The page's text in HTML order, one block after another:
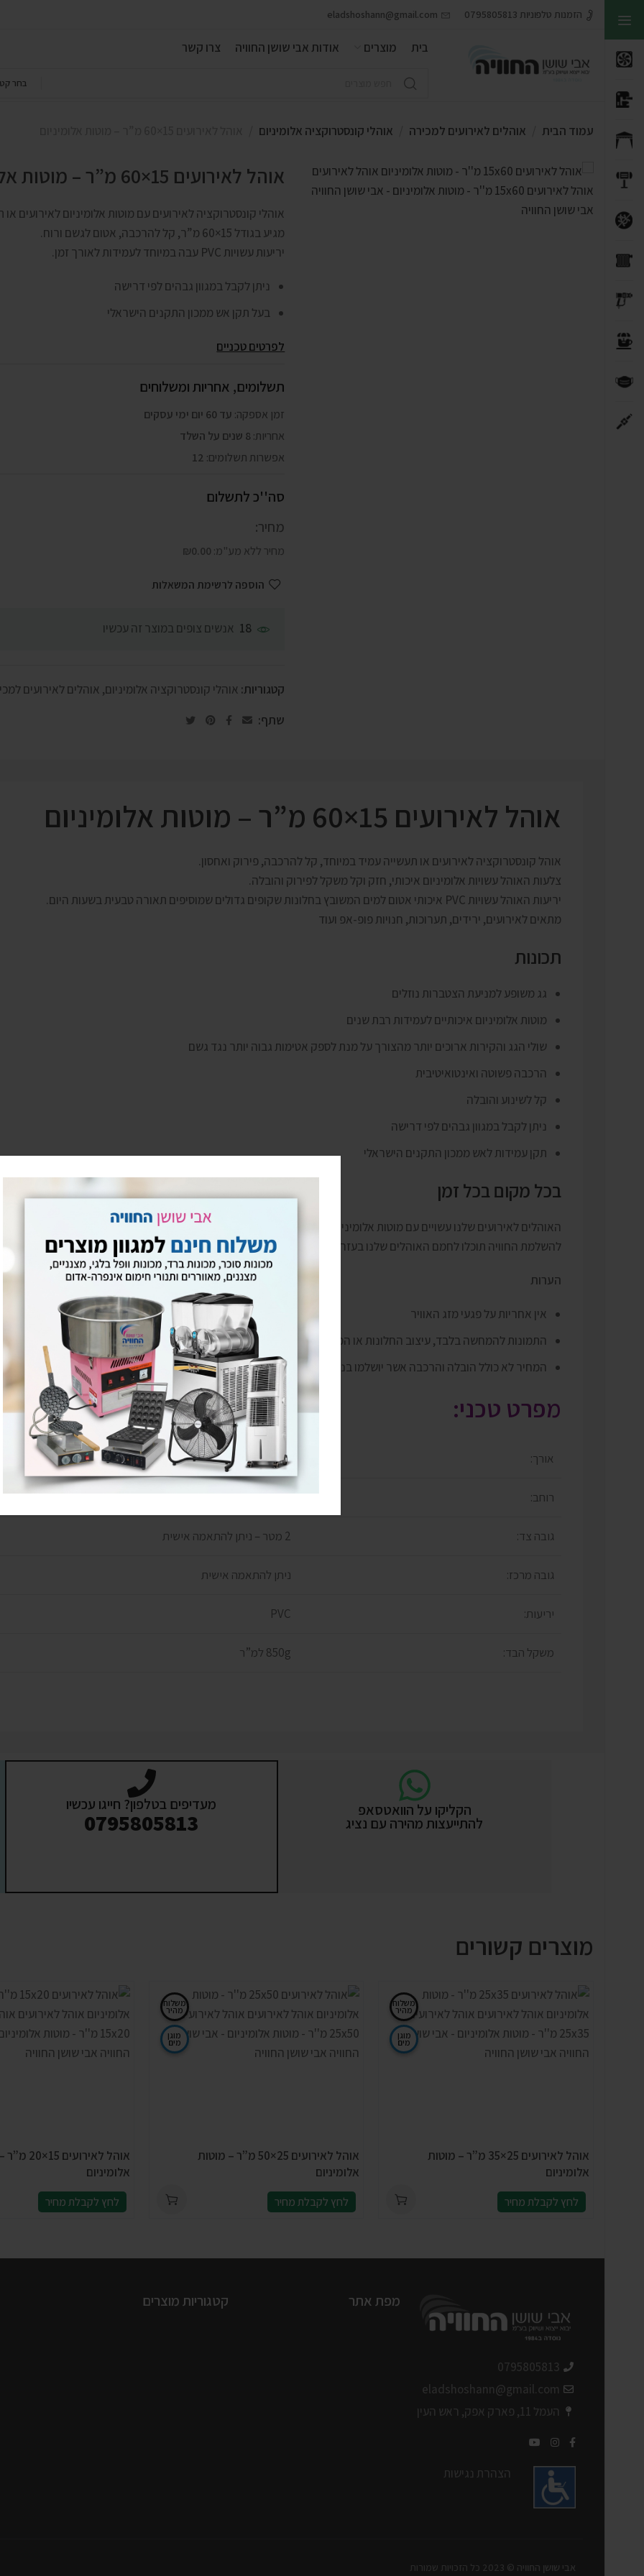
הזמנות טלפוניות 0795805813 eladshoshann@gmail.com
בית מוצרים אודות אבי שושן החוויה צרו קשר
בחר
עמוד הבית אוהלים לאירועים למכירה אוהלי קונסטרוקציה אלומיניום
אוהל לאירועים 15×60 מ”ר – מוטות אלומיניום
אוהלי קונסטרוקציה לאירועים עם מוטות אלומיניום לאירועים או
מגיע בגודל 15×60 מ”ר, קל להרכבה, אטום לגשם ורוח.
יריעות עשויות PVC עבה במיוחד לעמידות לאורך זמן.
ניתן לקבל במגוון גבהים לפי דרישה
בעל תקן אש ממכון התקנים הישראלי
לפרטים טכניים
תשלומים, אחריות ומשלוחים
זמן אספקה: עד 60 יום ימי עסקים
אחריות: 8 שנים על השלד
אפשרות תשלומים: 12
סה''כ לתשלום
מחיר:
מחיר ללא מע"מ: ₪0.00
הוספה לרשימת המשאלות
18 אנשים צופים במוצר זה עכשיו
קטגוריות: אוהלי קונסטרוקציה אלומיניום, אוהלים לאירועים
שתף:
אוהל לאירועים 15×60 מ”ר – מוטות אלומיניום
אוהל קונסטרוקציה לאירועים או תעשייה עמיד במיוחד, קל להרכבה, פירוק ואחסון.
צלעות האוהל עשויות אלומיניום איכותי, חזק וקל משקל לפירוק והובלה.
יריעות האוהל עשויות PVC איכותי אטום למים המשובץ בחלונות שקופים גדולים שמוסיפים תאורה טבעית בשעות היום.
מתאים לאירועים, ירידים, תערוכות, חנויות פופ-אפ ועוד
תכונות
גג משופע למניעת הצטברות נוזלים
מוטות אלומיניום איכותיים לעמידות רבת שנים
שולי הגג והקירות ארוכים יותר מהצורך על מנת לספק אטימות גבוה יותר נגד גשם
הרכבה פשוטה ואינטואיטיבית
קל לשינוע והובלה
ניתן לקבל במגוון גבהים לפי דרישה
תקן עמידות לאש ממכון התקנים הישראלי
בכל מקום בכל זמן
האוהלים לאירועים שלנו עשויים עם מוטות אלומיניום חזקים וקלי משקל במיוחד לעמידות לטווח ארוך.
להשלמת החוויה תוכלו לחמם האוהלים שלנו בעזרת מצנניי אוויר, מזגנים ניידים ומערפלים או לחמם אותו בעזרת אחד
הערות
אין אחריות על פגעי מזג האוויר
התמונות להמחשה בלבד, עיצוב החלונות או המיקום שלהם יכול להשתנות מפעם לפעם
המחיר לא כולל הובלה והרכבה אשר יושלמו בנפרד למוביל ויקבעו במעמד ההזמנה
מפרט טכני:
אורך: 15 מטר
רוחב: 60 מטר
גובה צד: 2 מטר – ניתן להתאמה אישית
גובה מרכז: ניתן להתאמה אישית
יריעות: PVC
משקל הבד: 850g למ”ר
הקליקו על הוואטסאפ
להתייעצות מהירה עם נציג
מעדיפים בטלפון? חייגו עכשיו
0795805813
מוצרים קשורים
משלוח
מהיר
מוגן
מים
אוהל לאירועים 25×35 מ”ר – מוטות
אלומיניום
לחץ לקבלת מחיר
משלוח
מהיר
מוגן
מים
אוהל לאירועים 25×50 מ”ר – מוטות
אלומיניום
לחץ לקבלת מחיר
אוהל
אלומיניום
לחץ לקבלת מחיר
0795805813
eladshoshann@gmail.com
העמל 11, פארק אפק, ראש העין
הצהרת נגישות
מפת אתר קטגוריות מוצרים
אבי שושן החוויה © 2023 כל הזכויות שמורות